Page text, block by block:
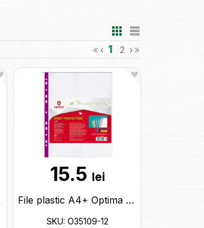
‹ 1 2 ›
15.5 lei
File plastic A4+ Optima 40mk (20buc) Violet O35109-12
SKU: O35109-12